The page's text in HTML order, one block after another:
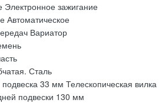
Электронное зажигание
Автоматическое
Вариатор
Сталь
33 мм Телескопическая вилка
подвески 130 мм